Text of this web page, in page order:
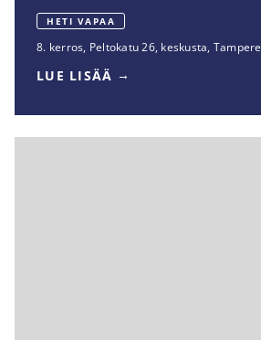
HETI VAPAA
8. kerros, Peltokatu 26, keskusta, Tampere
LUE LISÄÄ